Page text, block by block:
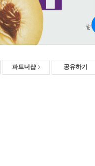
파트너샵 공유하기